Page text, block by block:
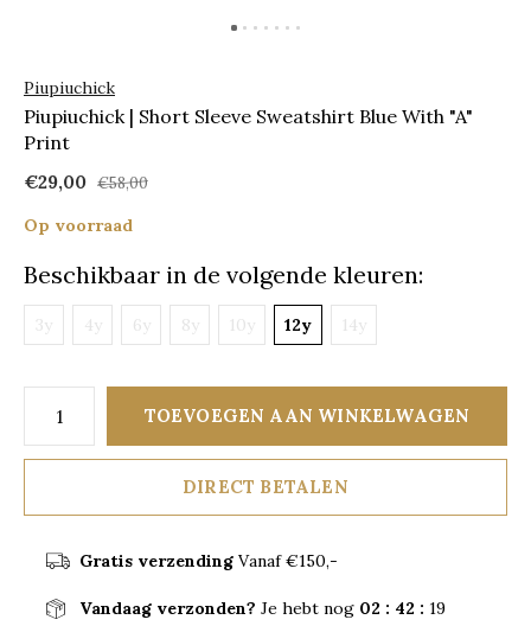
Piupiuchick
Piupiuchick | Short Sleeve Sweatshirt Blue With "A"
Print
€29,00 €58,00
Op voorraad
Beschikbaar in de volgende kleuren:
3y 4y 6y 8y 10y 12y 14y
TOEVOEGEN AAN WINKELWAGEN
DIRECT BETALEN
Gratis verzendingVanaf €150,-
Vandaag verzonden? Je hebt nog 02 : 42 : 19